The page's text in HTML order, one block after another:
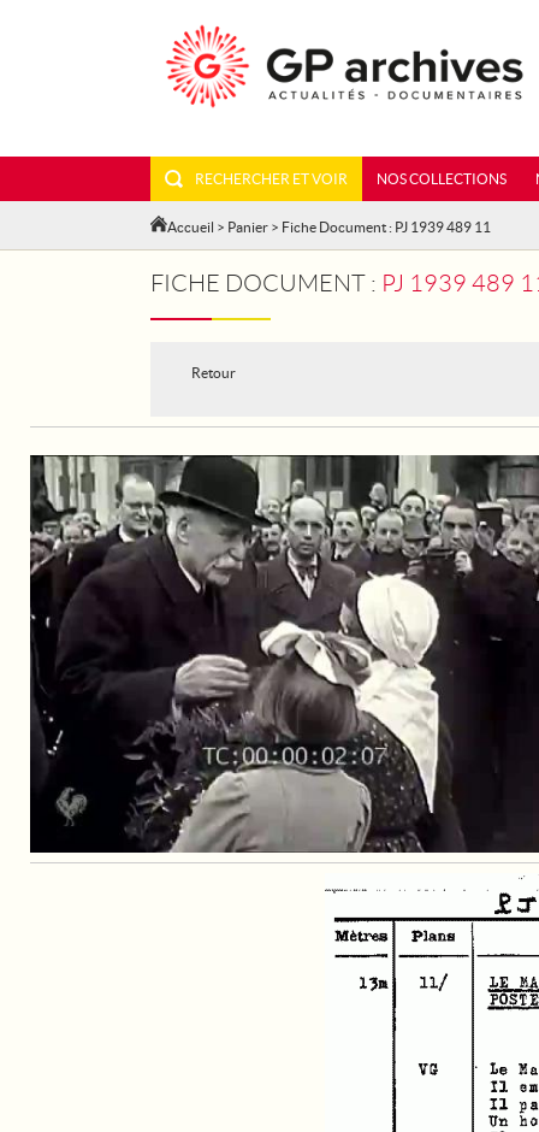
RECHERCHER ET VOIR NOS COLLECTIONS
Accueil > Panier > Fiche Document : PJ 1939 489 11
FICHE DOCUMENT : PJ 1939 489
Retour